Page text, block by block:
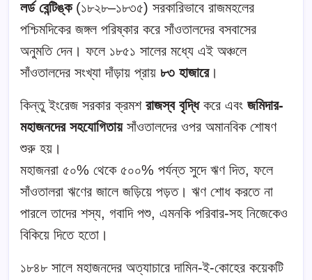
লর্ড বেন্টিঙ্ক(১৮২৮–১৮৩৫) সরকারিভাবে রাজমহলের
পশ্চিমদিকের জঙ্গল পরিষ্কার করে সাঁওতালদের বসবাসের
অনুমতি দেন। ফলে ১৮৫১ সালের মধ্যে এই অঞ্চলে
সাঁওতালদের সংখ্যা দাঁড়ায় প্রায় ৮৩ হাজারে।
কিন্তু ইংরেজ সরকার ক্রমশ রাজস্ব বৃদ্ধিকরে এবং জমিদার-
মহাজনদের সহযোগিতায়সাঁওতালদের ওপর অমানবিক শোষণ
শুরু হয়।
মহাজনরা ৫০% থেকে ৫০০% পর্যন্ত সুদে ঋণ দিত, ফলে
সাঁওতালরা ঋণের জালে জড়িয়ে পড়ত। ঋণ শোধ করতে না
পারলে তাদের শস্য, গবাদি পশু, এমনকি পরিবার-সহ নিজেকেও
বিকিয়ে দিতে হতো।
১৮৪৮ সালে মহাজনদের অত্যাচারে দামিন-ই-কোহের কয়েকটি